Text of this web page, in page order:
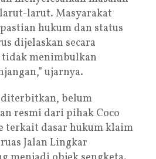
larut. Masyarakat
hukum dan status
dijelaskan secara
menimbulkan
ujarnya.
belum
resmi dari pihak Coco
terkait dasar hukum klaim
Jalan Lingkar